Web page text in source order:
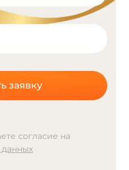
заявку
согласие на